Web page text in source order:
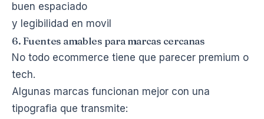
buen espaciado
y legibilidad en movil
6. Fuentes amables para marcas cercanas
No todo ecommerce tiene que parecer premium o
tech.
Algunas marcas funcionan mejor con una
tipografia que transmite: